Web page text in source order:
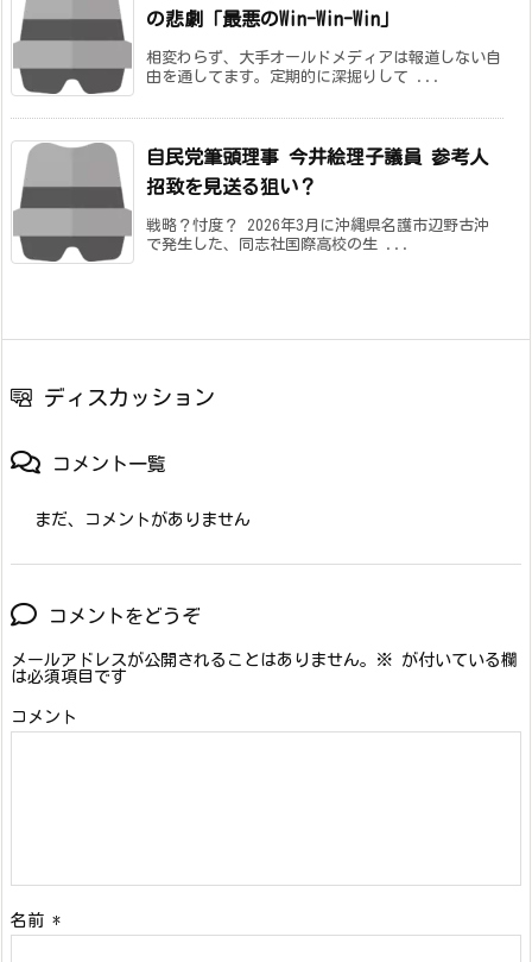
の悲劇「最悪のWin-Win-Win」
相変わらず、大手オールドメディアは報道しない自
由を通してます。定期的に深掘りして ...
自民党筆頭理事 今井絵理子議員 参考人
招致を見送る狙い？
戦略？忖度？ 2026年3月に沖縄県名護市辺野古沖
で発生した、同志社国際高校の生 ...
ディスカッション
コメント一覧
まだ、コメントがありません
コメントをどうぞ
メールアドレスが公開されることはありません。 ※ が付いている欄
は必須項目です
コメント
名前 *